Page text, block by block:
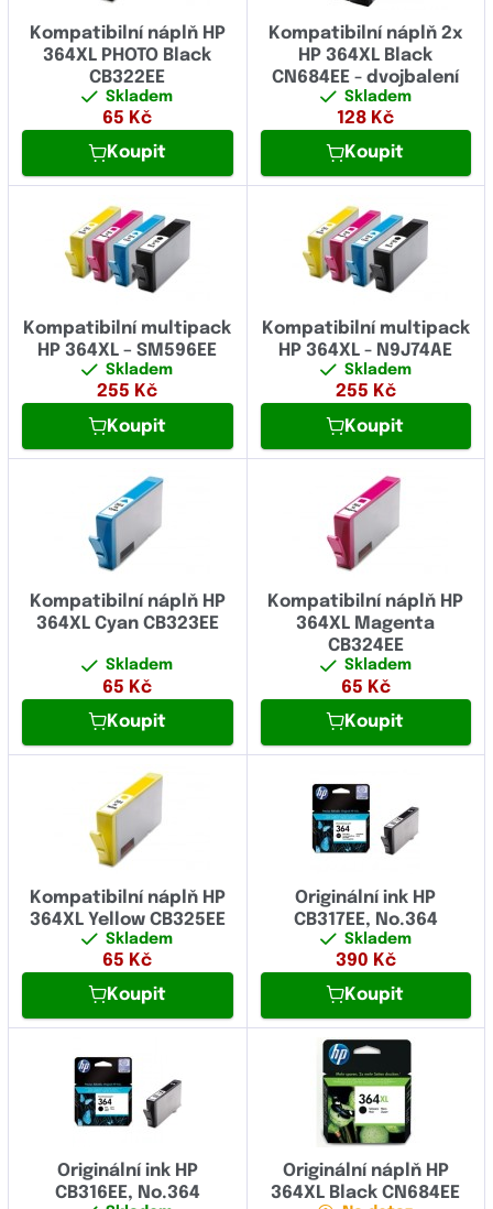
Kompatibilní náplň HP
364XL PHOTO Black
CB322EE
Skladem
65 Kč
Koupit
Kompatibilní náplň 2x
HP 364XL Black
CN684EE - dvojbalení
Skladem
128 Kč
Koupit
Kompatibilní multipack
HP 364XL – SM596EE
Skladem
255 Kč
Koupit
Kompatibilní multipack
HP 364XL - N9J74AE
Skladem
255 Kč
Koupit
Kompatibilní náplň HP
364XL Cyan CB323EE
Skladem
65 Kč
Koupit
Kompatibilní náplň HP
364XL Magenta
CB324EE
Skladem
65 Kč
Koupit
Kompatibilní náplň HP
364XL Yellow CB325EE
Skladem
65 Kč
Koupit
Originální ink HP
CB317EE, No.364
Skladem
390 Kč
Koupit
Originální ink HP
CB316EE, No.364
Originální náplň HP
364XL Black CN684EE